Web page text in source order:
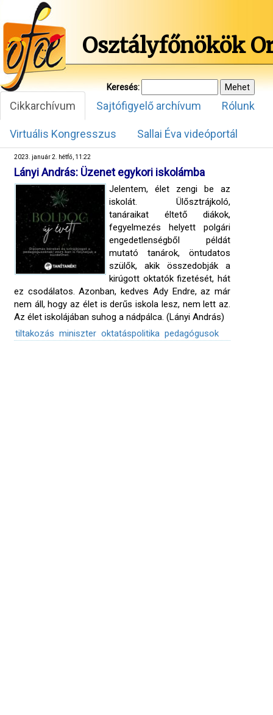
Osztályfőnökök
Keresés:
Cikkarchívum Sajtófigyelő archívum Rólunk
Virtuális Kongresszus Sallai Éva videóportál
2023. január 2. hétfő, 11:22
Lányi András: Üzenet egykori iskolámba
Jelentem, élet zengi be az
iskolát. Ülősztrájkoló,
tanáraikat éltető diákok,
fegyelmezés helyett polgári
engedetlenségből példát
mutató tanárok, öntudatos
szülők, akik összedobják a
kirúgott oktatók fizetését, hát
ez csodálatos. Azonban, kedves Ady Endre, az már
nem áll, hogy az élet is derűs iskola lesz, nem lett az.
Az élet iskolájában suhog a nádpálca. (Lányi András)
tiltakozás miniszter oktatáspolitika pedagógusok